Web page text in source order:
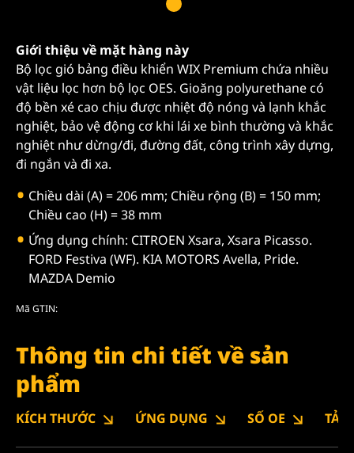
Giới thiệu về mặt hàng này
Bộ lọc gió bảng điều khiển WIX Premium chứa nhiều
vật liệu lọc hơn bộ lọc OES. Gioăng polyurethane có
độ bền xé cao chịu được nhiệt độ nóng và lạnh khắc
nghiệt, bảo vệ động cơ khi lái xe bình thường và khắc
nghiệt như dừng/đi, đường đất, công trình xây dựng,
đi ngắn và đi xa.
Chiều dài (A) = 206 mm; Chiều rộng (B) = 150 mm;
Chiều cao (H) = 38 mm
Ứng dụng chính: CITROEN Xsara, Xsara Picasso.
FORD Festiva (WF). KIA MOTORS Avella, Pride.
MAZDA Demio
Mã GTIN:
Thông tin chi tiết về sản
phẩm
KÍCH THƯỚC ỨNG DỤNG SỐ OE TẢI